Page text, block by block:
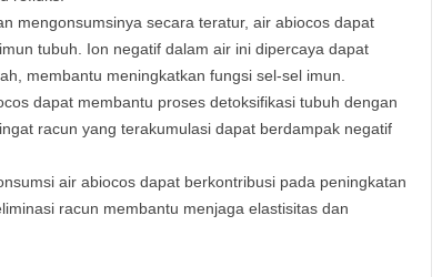
mengonsumsinya secara teratur, air abiocos dapat
tubuh. Ion negatif dalam air ini dipercaya dapat
membantu meningkatkan fungsi sel-sel imun.
dapat membantu proses detoksifikasi tubuh dengan
racun yang terakumulasi dapat berdampak negatif
air abiocos dapat berkontribusi pada peningkatan
racun membantu menjaga elastisitas dan